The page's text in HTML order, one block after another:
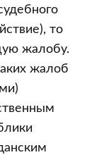
то
жалобу.
жалоб